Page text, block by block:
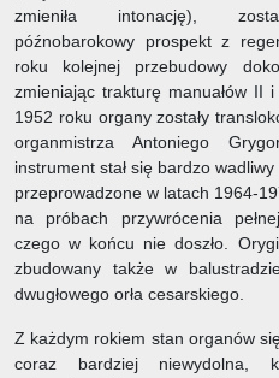
zmieniła intonację),
późnobarokowy prospekt z
roku kolejnej przebudowy
zmieniając trakturę manuałów II
1952 roku organy zostały
organmistrza Antoniego
instrument stał się bardzo
przeprowadzone w latach 1964-
na próbach przywrócenia
czego w końcu nie doszło.
zbudowany także w
dwugłowego orła cesarskiego.
Z każdym rokiem stan organów
coraz bardziej niewydolna,